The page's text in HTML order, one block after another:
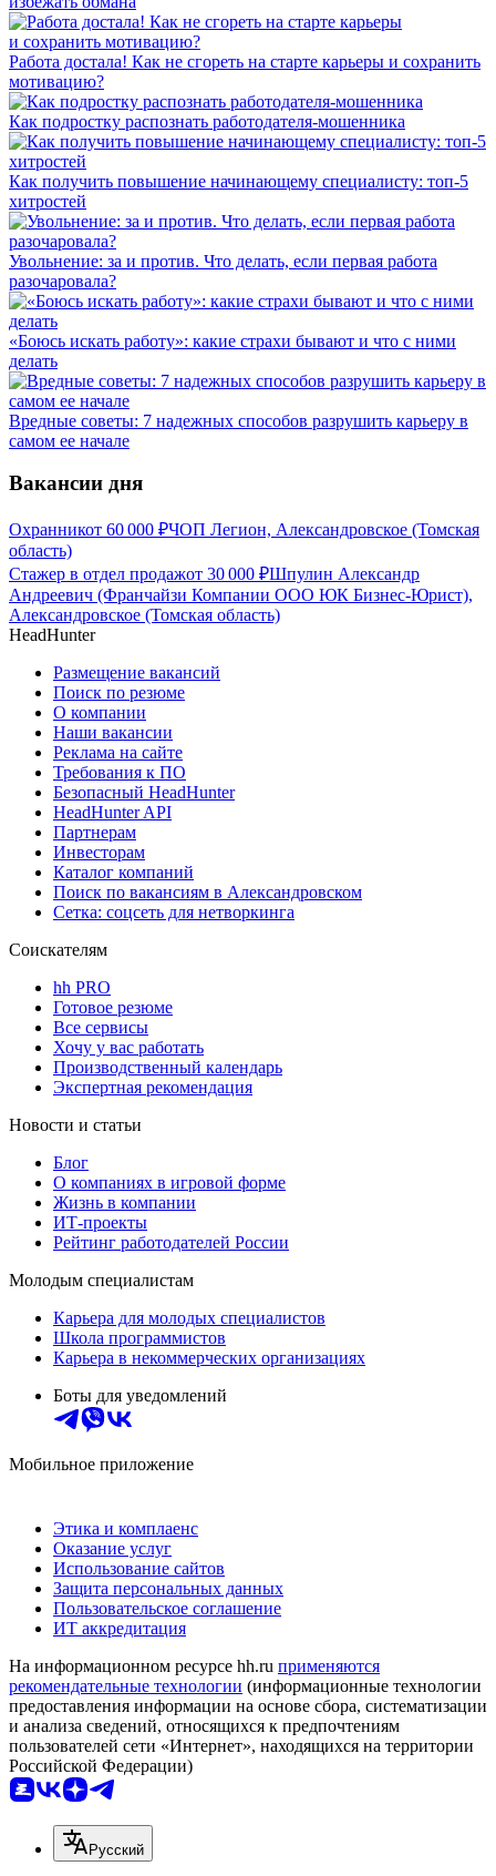
Работа достала! Как не сгореть на старте карьеры и сохранить
мотивацию?
Как подростку распознать работодателя-мошенника
Как получить повышение начинающему специалисту: топ-5
хитростей
Увольнение: за и против. Что делать, если первая работа
разочаровала?
«Боюсь искать работу»: какие страхи бывают и что с ними
делать
Вредные советы: 7 надежных способов разрушить карьеру в
самом ее начале
Вакансии дня
Охранникот 60 000 ₽ЧОП Легион, Александровское (Томская
область)
Стажер в отдел продажот 30 000 ₽Шпулин Александр
Андреевич (Франчайзи Компании ООО ЮК Бизнес-Юрист),
Александровское (Томская область)
HeadHunter
Размещение вакансий
Поиск по резюме
О компании
Наши вакансии
Реклама на сайте
Требования к ПО
Безопасный HeadHunter
HeadHunter API
Партнерам
Инвесторам
Каталог компаний
Поиск по вакансиям в Александровском
Сетка: соцсеть для нетворкинга
Соискателям
hh PRO
Готовое резюме
Все сервисы
Хочу у вас работать
Производственный календарь
Экспертная рекомендация
Новости и статьи
Блог
О компаниях в игровой форме
Жизнь в компании
ИТ-проекты
Рейтинг работодателей России
Молодым специалистам
Карьера для молодых специалистов
Школа программистов
Карьера в некоммерческих организациях
Боты для уведомлений
Мобильное приложение
Этика и комплаенс
Оказание услуг
Использование сайтов
Защита персональных данных
Пользовательское соглашение
ИТ аккредитация
На информационном ресурсе hh.ru применяются
рекомендательные технологии (информационные технологии
предоставления информации на основе сбора, систематизации
и анализа сведений, относящихся к предпочтениям
пользователей сети «Интернет», находящихся на территории
Российской Федерации)
Русский